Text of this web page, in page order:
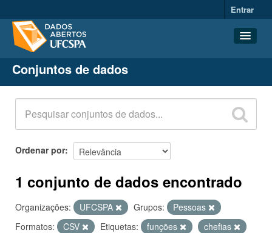
Entrar
Conjuntos de dados
Organizações
Grupos
Sobre
Conjuntos de dados
Ordenar por
1 conjunto de dados encontrado
Organizações: UFCSPA Grupos:
Pessoas
Formatos:
CSV Etiquetas: funções
chefias